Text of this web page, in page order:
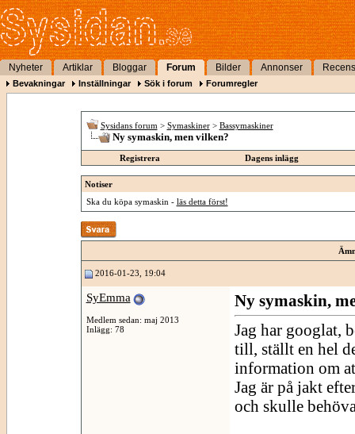
Nyheter Artiklar Bloggar Forum Bilder Annonser
Bevakningar Inställningar Sök i forum Forumregler
Sysidans forum > Symaskiner > Bassymaskiner
Ny symaskin, men vilken?
Registrera Dagens inlägg
Notiser
Ska du köpa symaskin - läs detta först!
2016-01-23, 19:04
SyEmma
Medlem sedan: maj 2013
Inlägg: 78
Ny symaskin,
Jag har googlat,
till, ställt en hel
information om
Jag är på jakt
och skulle